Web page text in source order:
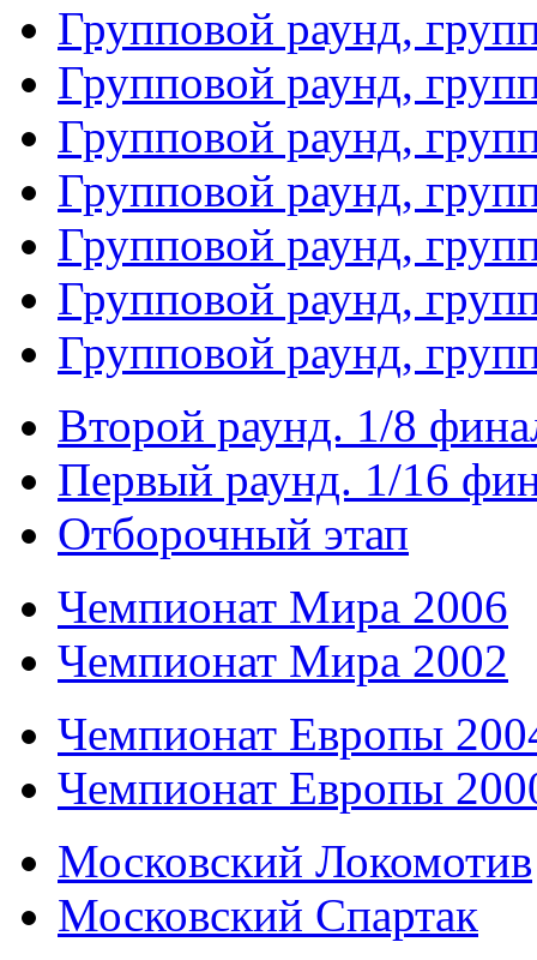
Групповой раунд,
Групповой раунд,
Групповой раунд,
Групповой раунд,
Групповой раунд,
Групповой раунд,
Групповой раунд,
Второй раунд. 1/8
Первый раунд. 1/16
Отборочный этап
Чемпионат Мира 2006
Чемпионат Мира 2002
Чемпионат Европы
Чемпионат Европы
Московский Локомотив
Московский Спартак